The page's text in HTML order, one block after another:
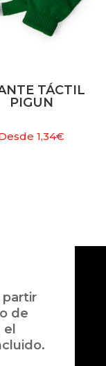
TÁCTIL
PIGUN
1,34€
partir
de